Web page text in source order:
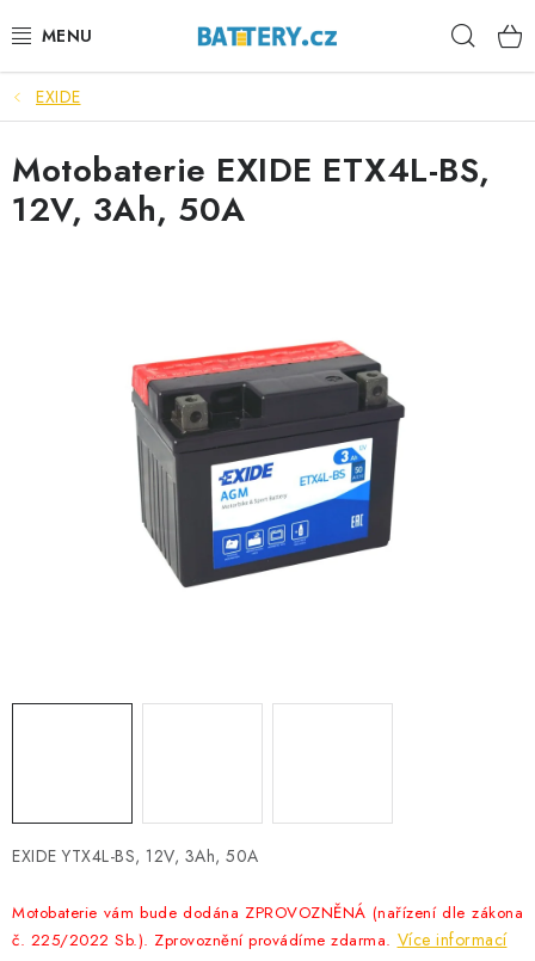
na
VÝHODNÉ SETY
SLUŽBY
AUTOBATERIE
STANIČNÍ BATERIE
BATERIOVÉ BOXY
POWERBANKY
STARTOVACÍ ZDROJE
TESTERY BATERIÍ
EXIDE
EXIDE YTX4L-BS, 12V, 3Ah, 50A
Motobaterie vám bude dodána ZPROVOZNĚNÁ (nařízení dle zákona
č. 225/2022 Sb.). Zprovoznění provádíme zdarma. Více informací
Motobaterie EXIDE ETX4L-BS,
12V, 3Ah, 50A